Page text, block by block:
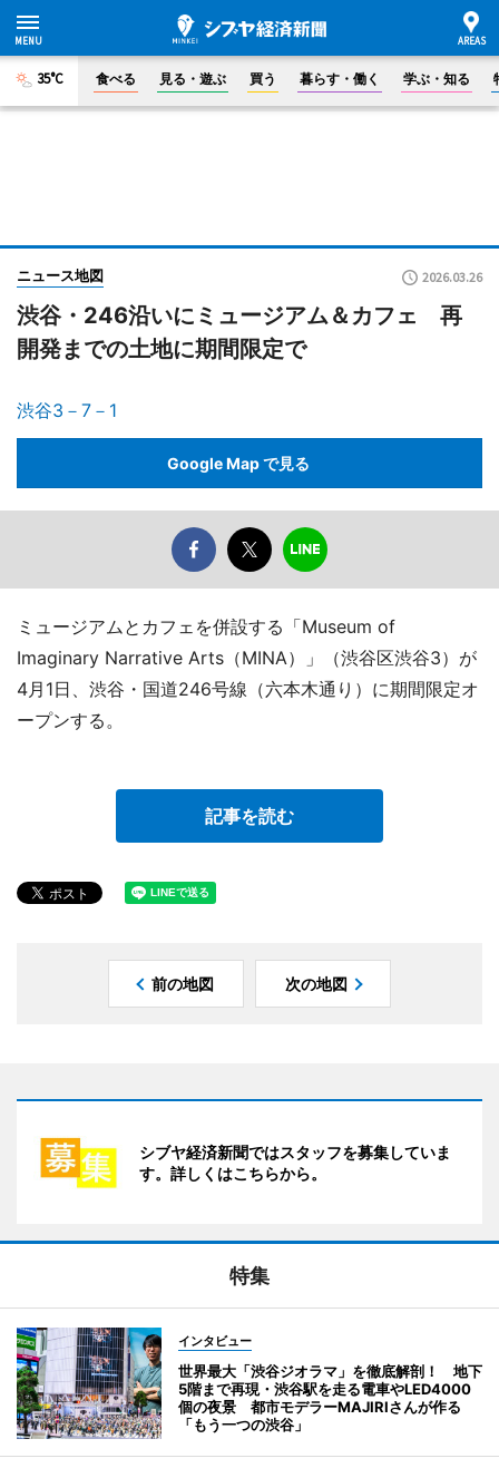
35°C 食べる 見る・遊ぶ 買う 暮らす・働く 学ぶ・知る
ニュース地図 2026.03.26
渋谷・246沿いにミュージアム＆カフェ 再
開発までの土地に期間限定で
渋谷3－7－1
Google Map で見る
ミュージアムとカフェを併設する「Museum of
Imaginary Narrative Arts（MINA）」（渋谷区渋谷3）が
4月1日、渋谷・国道246号線（六本木通り）に期間限定オ
ープンする。
記事を読む
前の地図 次の地図
シブヤ経済新聞ではスタッフを募集していま
す。詳しくはこちらから。
特集
インタビュー
世界最大「渋谷ジオラマ」を徹底解剖！ 地下
5階まで再現・渋谷駅を走る電車やLED4000
個の夜景 都市モデラーMAJIRIさんが作る
「もう一つの渋谷」